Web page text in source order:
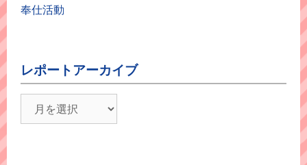
奉仕活動
レポートアーカイブ
ポ